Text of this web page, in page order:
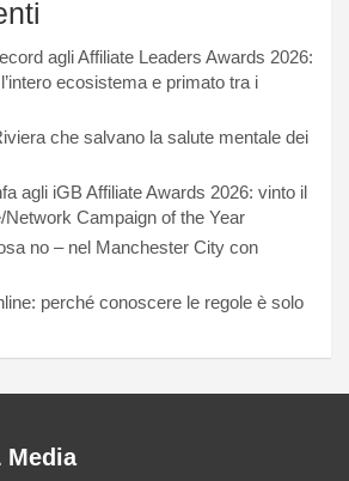
agli Affiliate Leaders Awards 2026:
ecosistema e primato tra i
che salvano la salute mentale dei
agli iGB Affiliate Awards 2026: vinto il
Campaign of the Year
no – nel Manchester City con
perché conoscere le regole è solo
Media